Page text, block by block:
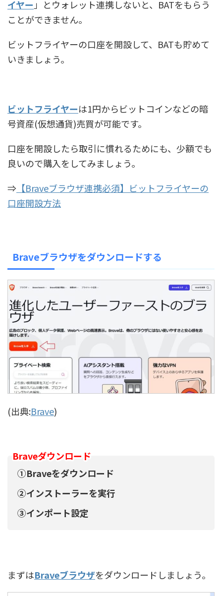
イヤー 」とウォレット連携しないと、BATをもらう
ことができません。
ビットフライヤーの口座を開設して、BATも貯めて
いきましょう。
ビットフライヤーは1円からビットコインなどの暗
号資産(仮想通貨)売買が可能です。
口座を開設したら取引に慣れるためにも、少額でも
良いので購入をしてみましょう。
⇒ 【Braveブラウザ連携必須】ビットフライヤーの
口座開設方法
Braveブラウザをダウンロードする
(出典:Brave)
Braveダウンロード
①Braveをダウンロード
②インストーラーを実行
③インポート設定
まずはBraveブラウザをダウンロードしましょう。